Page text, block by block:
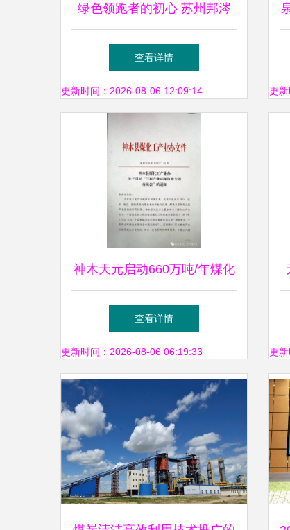
绿色领跑者的初心 苏州邦涔
科技推动环保技术新征程
查看详情
更新时间：2026-08-06 12:09:14 更
神木天元启动660万吨/年煤化
工示范项目 投资62亿推动绿
色技术升级
查看详情
更新时间：2026-08-06 06:19:33 更